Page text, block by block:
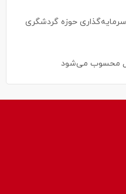
محسوب می‌شود